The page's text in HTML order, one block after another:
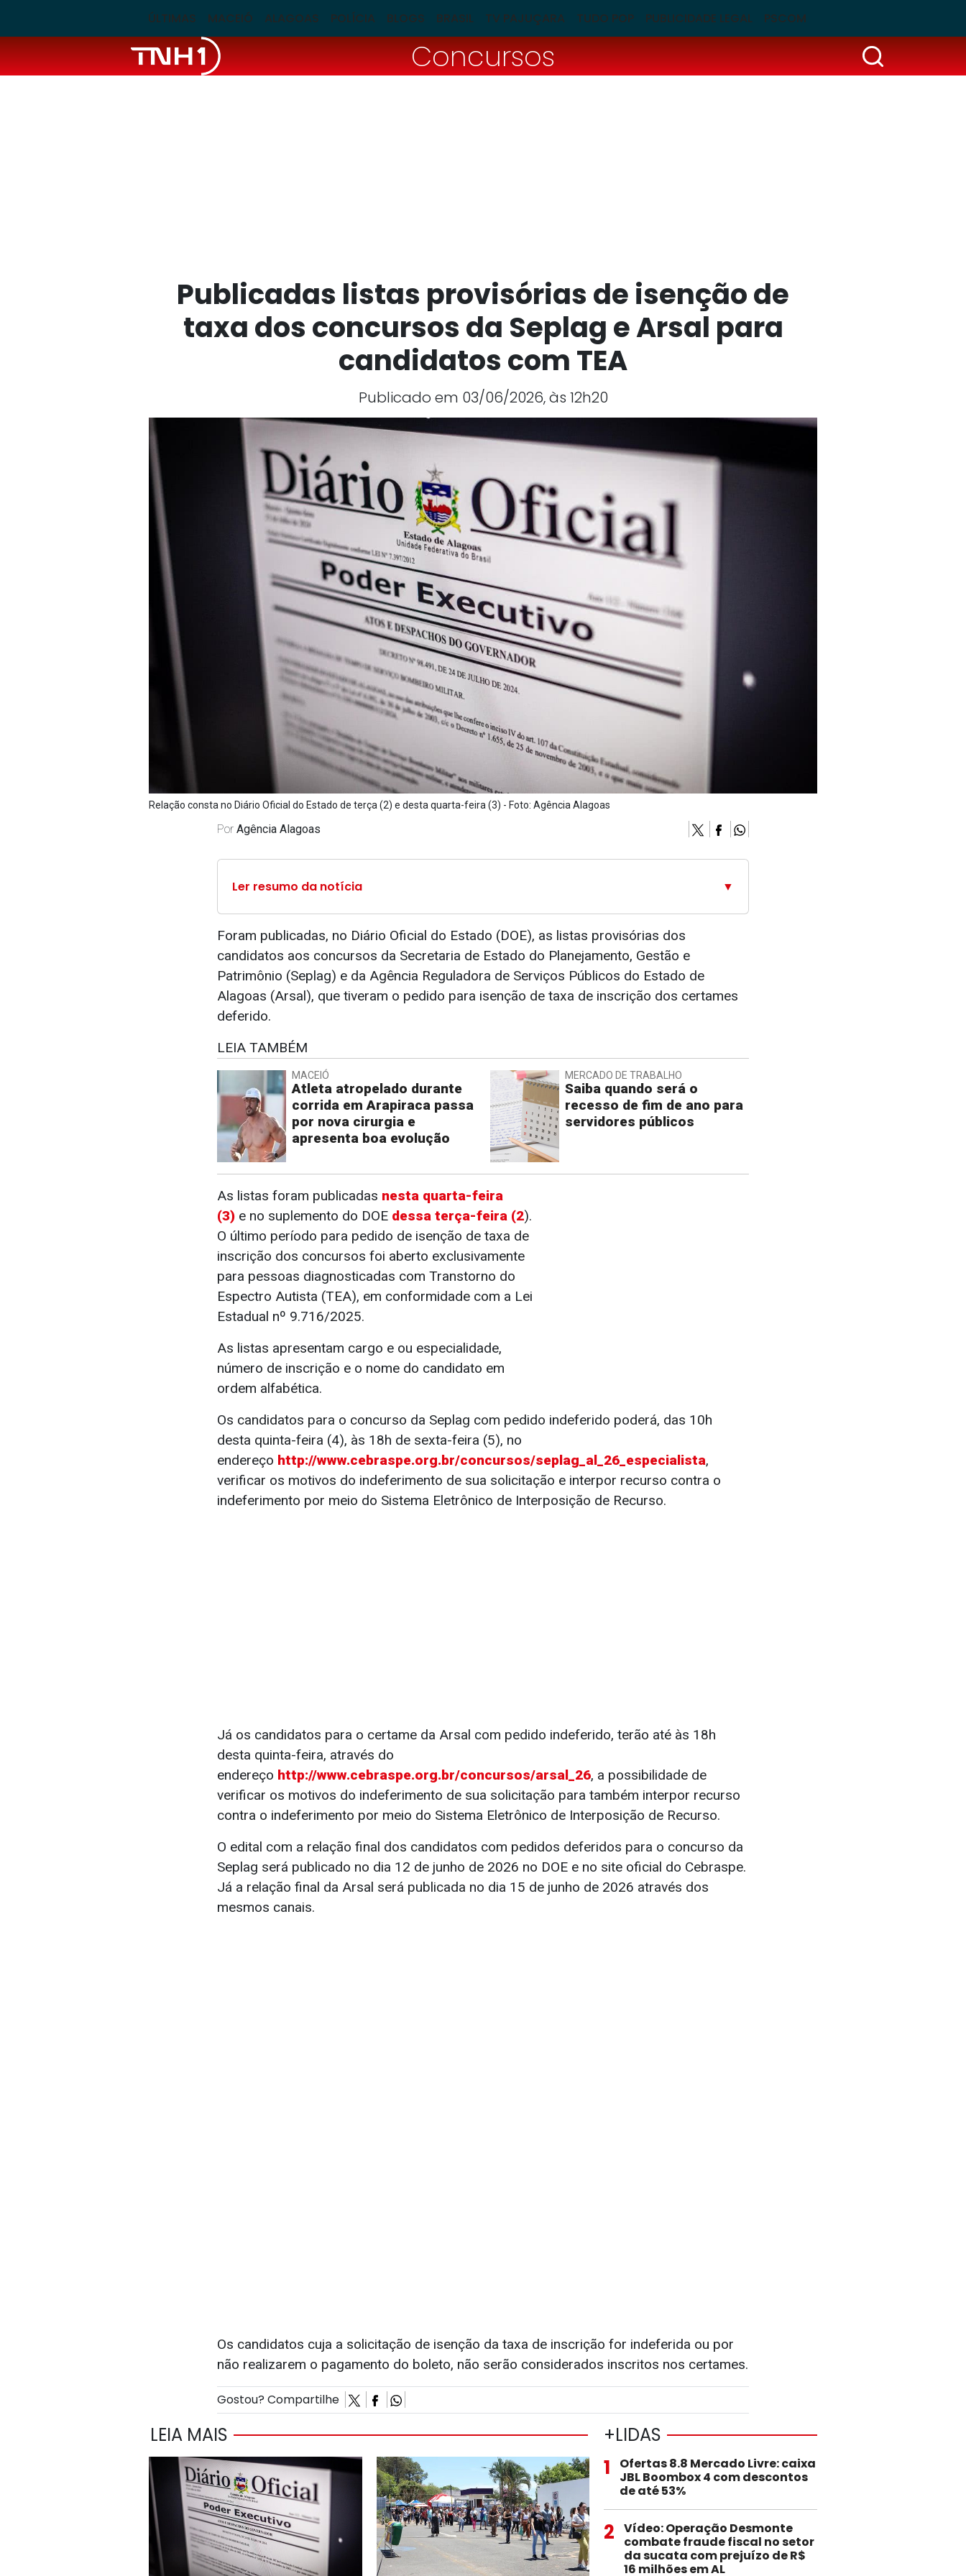
ÚLTIMAS MACEIÓ ALAGOAS POLÍCIA BLOGS BRASIL TV PAJUÇARA TUDO POP PUBLICIDADE LEGAL PSCOM
Concursos
Publicadas listas provisórias de isenção de
taxa dos concursos da Seplag e Arsal para
candidatos com TEA
Publicado em 03/06/2026, às 12h20
Relação consta no Diário Oficial do Estado de terça (2) e desta quarta-feira (3) - Foto: Agência Alagoas
Por Agência Alagoas
Ler resumo da notícia ▼
Foram publicadas, no Diário Oficial do Estado (DOE), as listas provisórias dos
candidatos aos concursos da Secretaria de Estado do Planejamento, Gestão e
Patrimônio (Seplag) e da Agência Reguladora de Serviços Públicos do Estado de
Alagoas (Arsal), que tiveram o pedido para isenção de taxa de inscrição dos certames
deferido.
LEIA TAMBÉM
MACEIÓ
Atleta atropelado durante
corrida em Arapiraca passa
por nova cirurgia e
apresenta boa evolução
MERCADO DE TRABALHO
Saiba quando será o
recesso de fim de ano para
servidores públicos
As listas foram publicadas nesta quarta-feira
(3) e no suplemento do DOE dessa terça-feira (2).
O último período para pedido de isenção de taxa de
inscrição dos concursos foi aberto exclusivamente
para pessoas diagnosticadas com Transtorno do
Espectro Autista (TEA), em conformidade com a Lei
Estadual nº 9.716/2025.
As listas apresentam cargo e ou especialidade,
número de inscrição e o nome do candidato em
ordem alfabética.
Os candidatos para o concurso da Seplag com pedido indeferido poderá, das 10h
desta quinta-feira (4), às 18h de sexta-feira (5), no
endereço http://www.cebraspe.org.br/concursos/seplag_al_26_especialista,
verificar os motivos do indeferimento de sua solicitação e interpor recurso contra o
indeferimento por meio do Sistema Eletrônico de Interposição de Recurso.
Já os candidatos para o certame da Arsal com pedido indeferido, terão até às 18h
desta quinta-feira, através do
endereço http://www.cebraspe.org.br/concursos/arsal_26, a possibilidade de
verificar os motivos do indeferimento de sua solicitação para também interpor recurso
contra o indeferimento por meio do Sistema Eletrônico de Interposição de Recurso.
O edital com a relação final dos candidatos com pedidos deferidos para o concurso da
Seplag será publicado no dia 12 de junho de 2026 no DOE e no site oficial do Cebraspe.
Já a relação final da Arsal será publicada no dia 15 de junho de 2026 através dos
mesmos canais.
Os candidatos cuja a solicitação de isenção da taxa de inscrição for indeferida ou por
não realizarem o pagamento do boleto, não serão considerados inscritos nos certames.
Gostou? Compartilhe
LEIA MAIS +LIDAS
1
Ofertas 8.8 Mercado Livre: caixa
JBL Boombox 4 com descontos
de até 53%
2
Vídeo: Operação Desmonte
combate fraude fiscal no setor
da sucata com prejuízo de R$
16 milhões em AL